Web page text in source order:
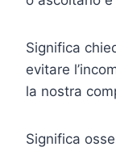
Significa
evitare
la nostra
Significa